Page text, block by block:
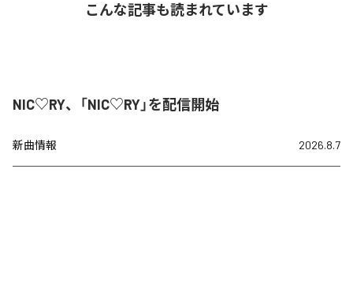
こんな記事も読まれています
NIC♡RY、「NIC♡RY」を配信開始
新曲情報 2026.8.7